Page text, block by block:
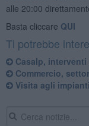
alle 20:00
Basta cliccare QUI
Ti potrebbe
Casalp, interventi
Commercio,
Visita agli